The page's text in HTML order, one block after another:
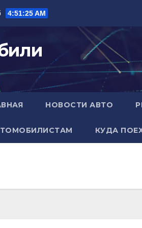
4:51:25 AM
НОВОСТИ АВТО
КУДА